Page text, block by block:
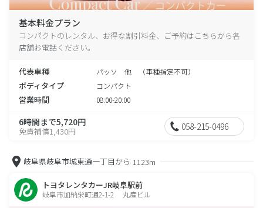
基本料金プラン
コンパクトのレンタル、お得な割引料金、ご予約はこちらから各
店舗お電話ください。
代表車種 パッソ 他 （車種指定不可）
ボディタイプ コンパクト
営業時間 08:00-20:00
6時間まで5,720円
免責補償1,430円 058-215-0496
岐阜県岐阜市城東通一丁目から 1123m
トヨタレンタカーJR岐阜駅前
岐阜市加納栄町通2-1-2 丸産ビル